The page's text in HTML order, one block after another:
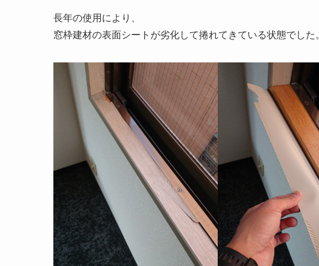
長年の使用により、
窓枠建材の表面シートが劣化して捲れてきている状態でした。